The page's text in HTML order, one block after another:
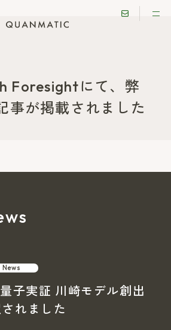
Foresightにて、弊
事が掲載されました
News
子実証 川崎モデル創出
れました